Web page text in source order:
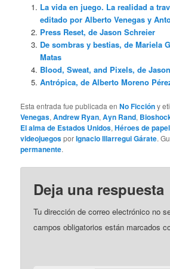
La vida en juego. La realidad a
editado por Alberto Venegas y
Press Reset, de Jason Schreier
De sombras y bestias, de Mariela
Matas
Blood, Sweat, and Pixels, de
Antrópica, de Alberto Moreno
Esta entrada fue publicada enNo Ficcióny
Venegas,Andrew Ryan,Ayn Rand,
El alma de Estados Unidos,Héroes de papel
videojuegosporIgnacio Illarregui Gárate.
permanente.
Deja una respuesta
Tu dirección de correo electrónico no
campos obligatorios están marcados